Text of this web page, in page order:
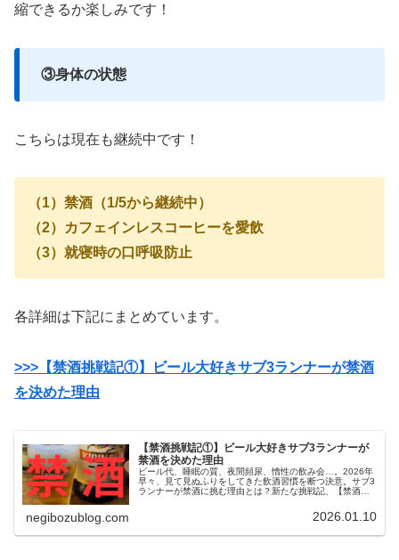
縮できるか楽しみです！
③身体の状態
こちらは現在も継続中です！
（1）禁酒（1/5から継続中）
（2）カフェインレスコーヒーを愛飲
（3）就寝時の口呼吸防止
各詳細は下記にまとめています。
>>>【禁酒挑戦記①】ビール大好きサブ3ランナーが禁酒
を決めた理由
【禁酒挑戦記①】ビール大好きサブ3ランナーが
禁酒を決めた理由
ビール代、睡眠の質、夜間頻尿、惰性の飲み会…。2026年
早々、見て見ぬふりをしてきた飲酒習慣を断つ決意。サブ3
ランナーが禁酒に挑む理由とは？新たな挑戦記、【禁酒挑
negibozublog.com 2026.01.10